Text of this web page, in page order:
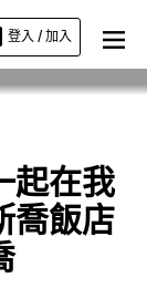
登入 / 加入
起在我
喬飯店